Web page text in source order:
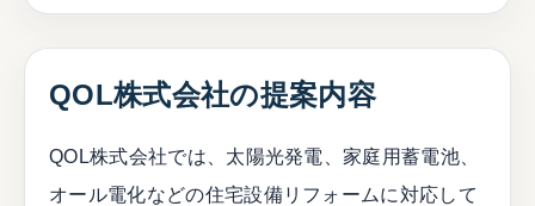
QOL株式会社の提案内容
QOL株式会社では、太陽光発電、家庭用蓄電池、
オール電化などの住宅設備リフォームに対応して